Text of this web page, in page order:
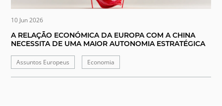
10 Jun 2026
A RELAÇÃO ECONÓMICA DA EUROPA COM A CHINA
NECESSITA DE UMA MAIOR AUTONOMIA ESTRATÉGICA
Assuntos Europeus Economia